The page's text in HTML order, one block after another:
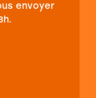
envoyer